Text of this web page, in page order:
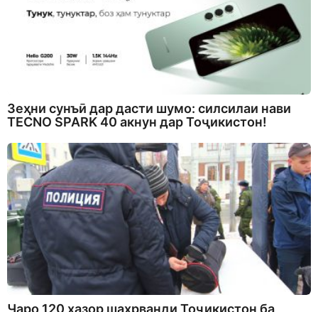
Зеҳни сунъӣ дар дасти шумо: силсилаи нави
TECNO SPARK 40 акнун дар Тоҷикистон!